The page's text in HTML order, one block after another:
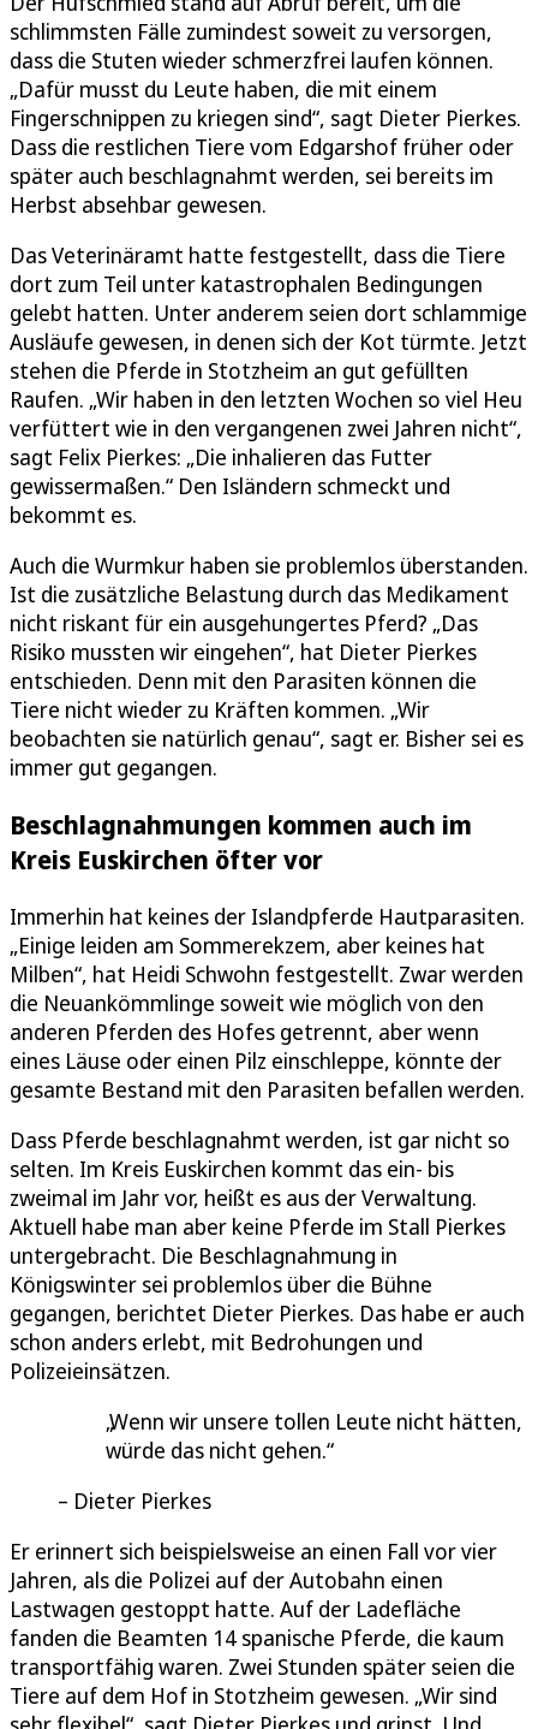
schlimmsten Fälle zumindest soweit zu versorgen,
dass die Stuten wieder schmerzfrei laufen können.
„Dafür musst du Leute haben, die mit einem
Fingerschnippen zu kriegen sind“, sagt Dieter Pierkes.
Dass die restlichen Tiere vom Edgarshof früher oder
später auch beschlagnahmt werden, sei bereits im
Herbst absehbar gewesen.
Das Veterinäramt hatte festgestellt, dass die Tiere
dort zum Teil unter katastrophalen Bedingungen
gelebt hatten. Unter anderem seien dort schlammige
Ausläufe gewesen, in denen sich der Kot türmte. Jetzt
stehen die Pferde in Stotzheim an gut gefüllten
Raufen. „Wir haben in den letzten Wochen so viel Heu
verfüttert wie in den vergangenen zwei Jahren nicht“,
sagt Felix Pierkes: „Die inhalieren das Futter
gewissermaßen.“ Den Isländern schmeckt und
bekommt es.
Auch die Wurmkur haben sie problemlos überstanden.
Ist die zusätzliche Belastung durch das Medikament
nicht riskant für ein ausgehungertes Pferd? „Das
Risiko mussten wir eingehen“, hat Dieter Pierkes
entschieden. Denn mit den Parasiten können die
Tiere nicht wieder zu Kräften kommen. „Wir
beobachten sie natürlich genau“, sagt er. Bisher sei es
immer gut gegangen.
Beschlagnahmungen kommen auch im
Kreis Euskirchen öfter vor
Immerhin hat keines der Islandpferde Hautparasiten.
„Einige leiden am Sommerekzem, aber keines hat
Milben“, hat Heidi Schwohn festgestellt. Zwar werden
die Neuankömmlinge soweit wie möglich von den
anderen Pferden des Hofes getrennt, aber wenn
eines Läuse oder einen Pilz einschleppe, könnte der
gesamte Bestand mit den Parasiten befallen werden.
Dass Pferde beschlagnahmt werden, ist gar nicht so
selten. Im Kreis Euskirchen kommt das ein- bis
zweimal im Jahr vor, heißt es aus der Verwaltung.
Aktuell habe man aber keine Pferde im Stall Pierkes
untergebracht. Die Beschlagnahmung in
Königswinter sei problemlos über die Bühne
gegangen, berichtet Dieter Pierkes. Das habe er auch
schon anders erlebt, mit Bedrohungen und
Polizeieinsätzen.
Wenn wir unsere tollen Leute nicht hätten,
würde das nicht gehen.
Dieter Pierkes
Er erinnert sich beispielsweise an einen Fall vor vier
Jahren, als die Polizei auf der Autobahn einen
Lastwagen gestoppt hatte. Auf der Ladefläche
fanden die Beamten 14 spanische Pferde, die kaum
transportfähig waren. Zwei Stunden später seien die
Tiere auf dem Hof in Stotzheim gewesen. „Wir sind